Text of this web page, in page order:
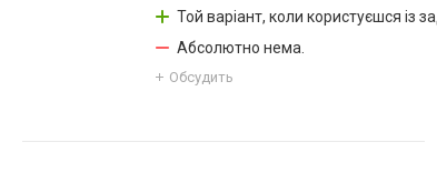
Той варіант, коли користуєшся із
Абсолютно нема.
Обсудить